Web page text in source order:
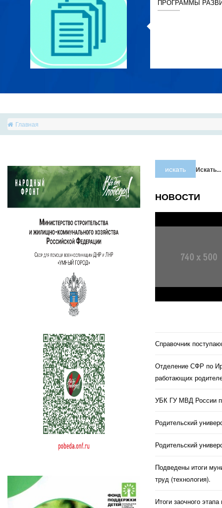
ПРОГРАММЫ
Главная
искать Искать...
НОВОСТИ
Справочник
Отделение СФР по
работающих
УБК ГУ МВД России
Родительский
Родительский
Подведены итоги
труд (технология).
Итоги заочного